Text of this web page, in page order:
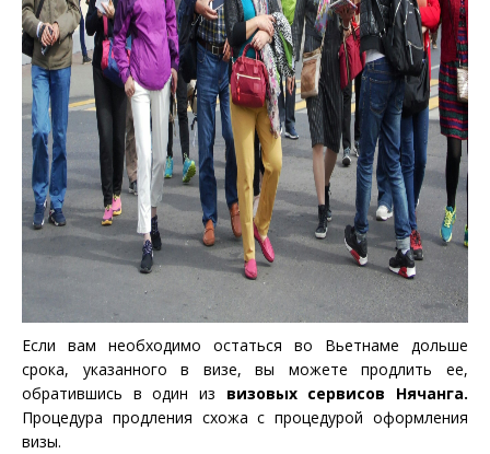
Если вам необходимо остаться во Вьетнаме дольше
срока, указанного в визе, вы можете продлить ее,
обратившись в один из визовых сервисов Нячанга.
Процедура продления схожа с процедурой оформления
визы.